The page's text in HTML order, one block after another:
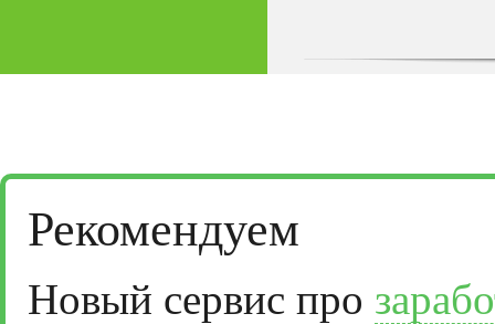
Рекомендуем
Новый сервис про